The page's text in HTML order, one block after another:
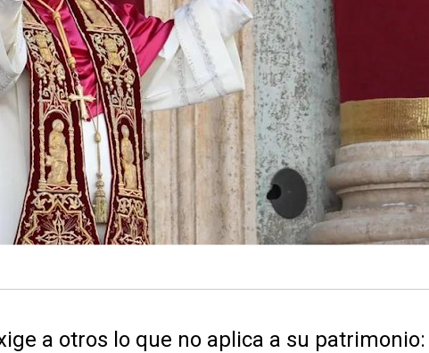
a otros lo que no aplica a su patrimonio: